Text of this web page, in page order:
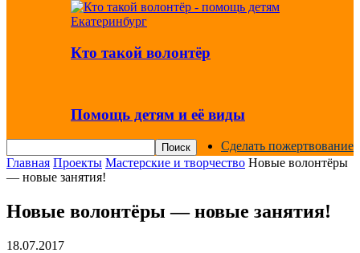
Кто такой волонтёр
Помощь детям и её виды
Сделать пожертвование
Главная Проекты Мастерские и творчество Новые волонтёры
— новые занятия!
Новые волонтёры — новые занятия!
18.07.2017